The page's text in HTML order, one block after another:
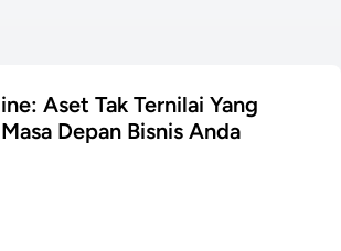
Aset Tak Ternilai Yang
Depan Bisnis Anda